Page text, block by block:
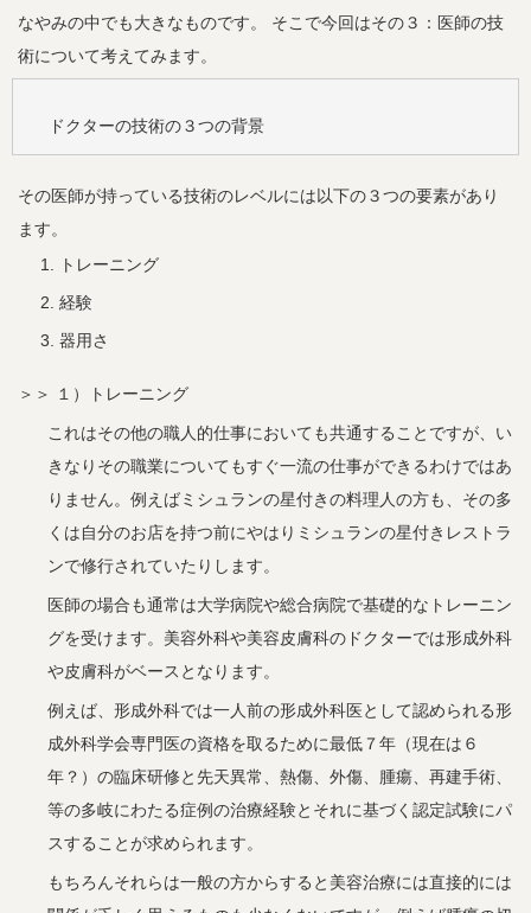
なやみの中でも大きなものです。 そこで今回はその３：医師の技
術について考えてみます。
ドクターの技術の３つの背景
その医師が持っている技術のレベルには以下の３つの要素があり
ます。
トレーニング
経験
器用さ
＞＞ １）トレーニング
これはその他の職人的仕事においても共通することですが、い
きなりその職業についてもすぐ一流の仕事ができるわけではあ
りません。例えばミシュランの星付きの料理人の方も、その多
くは自分のお店を持つ前にやはりミシュランの星付きレストラ
ンで修行されていたりします。
医師の場合も通常は大学病院や総合病院で基礎的なトレーニン
グを受けます。美容外科や美容皮膚科のドクターでは形成外科
や皮膚科がベースとなります。
例えば、形成外科では一人前の形成外科医として認められる形
成外科学会専門医の資格を取るために最低７年（現在は６
年？）の臨床研修と先天異常、熱傷、外傷、腫瘍、再建手術、
等の多岐にわたる症例の治療経験とそれに基づく認定試験にパ
スすることが求められます。
もちろんそれらは一般の方からすると美容治療には直接的には